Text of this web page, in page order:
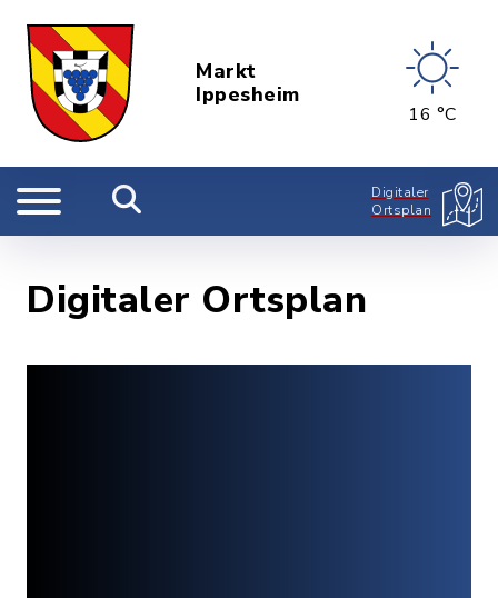
Markt
Ippesheim
16 °C
Digitaler
Ortsplan
Digitaler Ortsplan